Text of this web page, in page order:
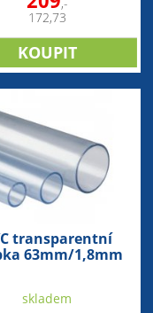
172,73
transparentní
63mm/1,8mm
skladem